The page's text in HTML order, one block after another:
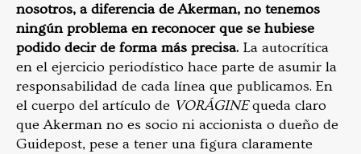
nosotros, a diferencia de Akerman, no tenemos
ningún problema en reconocer que se hubiese
podido decir de forma más precisa. La autocrítica
en el ejercicio periodístico hace parte de asumir la
responsabilidad de cada línea que publicamos. En
el cuerpo del artículo de VORÁGINEqueda claro
que Akerman no es socio ni accionista o dueño de
Guidepost, pese a tener una figura claramente